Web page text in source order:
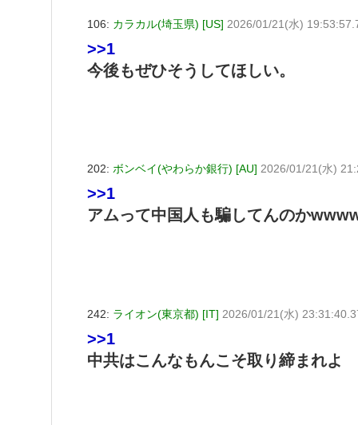
106: カラカル(埼玉県) [US] 2026/01/21(水)
>>1
今後もぜひそうしてほしい。
202: ボンベイ(やわらか銀行) [AU] 2026/01/21(水)
>>1
アムって中国人も騙してんのか
242: ライオン(東京都) [IT] 2026/01/21(水)
>>1
中共はこんなもんこそ取り締まれよ